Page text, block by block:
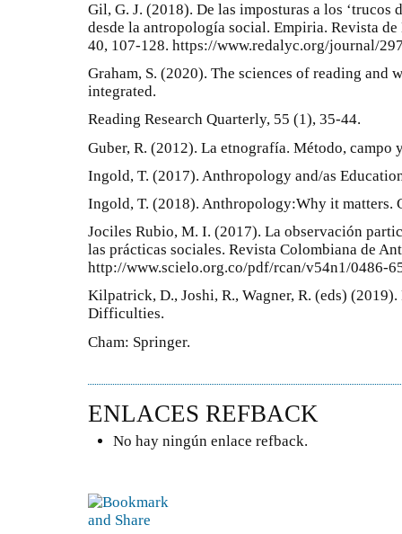
Gil, G. J. (2018). De las imposturas a los
desde la antropología social. Empiria. Revista
40, 107-128. https://www.redalyc.org/journal/
Graham, S. (2020). The sciences of reading and
integrated.
Reading Research Quarterly, 55 (1), 35-44.
Guber, R. (2012). La etnografía. Método,
Ingold, T. (2017). Anthropology and/as
Ingold, T. (2018). Anthropology:Why it matters.
Jociles Rubio, M. I. (2017). La observación
las prácticas sociales. Revista Colombiana de
http://www.scielo.org.co/pdf/rcan/v54n1/0486-
Kilpatrick, D., Joshi, R., Wagner, R. (eds)
Difficulties.
Cham: Springer.
ENLACES REFBACK
No hay ningún enlace refback.